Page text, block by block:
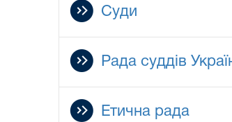
Суди
Рада суддів
Етична рада